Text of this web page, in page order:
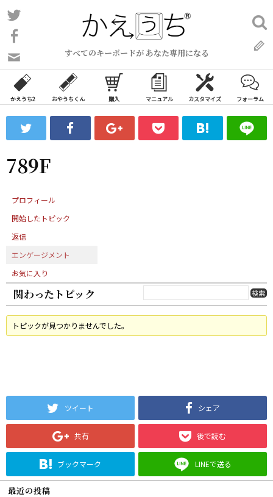
コ
ン
ン
ツ
ス
ッ
プ
すべてのキーボードが あなた専用になる
い
合
わ
フ
ォ
ム
検
索:
かえうち2 おやうちくん 購入 マニュアル カスタマイズ フォーラム
789F
プロフィール
開始したトピック
返信
エンゲージメント
お気に入り
関わったトピック
トピックが見つかりませんでした。
ツイート シェア
共有 後で読む
ブックマーク LINEで送る
最近の投稿